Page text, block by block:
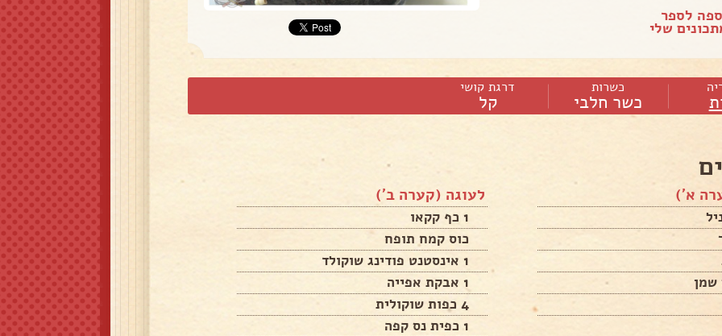
לספר
שלי
כשרות
כשר חלבי
דרגת קושי
קל
א') לעוגה (קערה ב')
1 כף קקאו
כוס קמח תופח
1 אינסטנט פודינג שוקולד
1 אבקת אפייה
4 כפות שוקולית
1 כפית נס קפה